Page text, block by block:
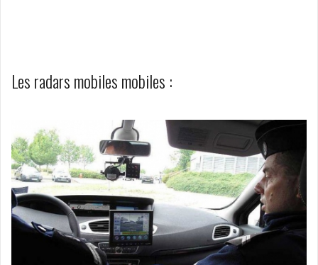
Les radars mobiles mobiles :